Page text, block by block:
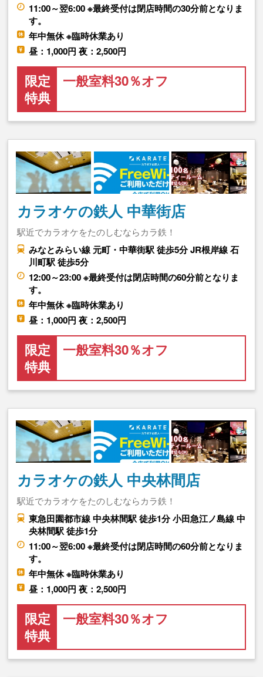
11:00～翌6:00 ※最終受付は閉店時間の30分前となりま
す。
年中無休 ※臨時休業あり
昼：1,000円 夜：2,500円
限定
特典
一般室料30％オフ
カラオケの鉄人 中華街店
駅近でカラオケをたのしむならカラ鉄！
みなとみらい線 元町・中華街駅 徒歩5分 JR根岸線 石
川町駅 徒歩5分
12:00～23:00 ※最終受付は閉店時間の60分前となりま
す。
年中無休 ※臨時休業あり
昼：1,000円 夜：2,500円
限定
特典
一般室料30％オフ
カラオケの鉄人 中央林間店
駅近でカラオケをたのしむならカラ鉄！
東急田園都市線 中央林間駅 徒歩1分 小田急江ノ島線 中
央林間駅 徒歩1分
11:00～翌6:00 ※最終受付は閉店時間の60分前となりま
す。
年中無休 ※臨時休業あり
昼：1,000円 夜：2,500円
限定
特典
一般室料30％オフ